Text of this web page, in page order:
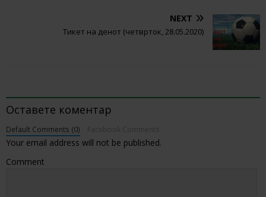
NEXT
Тикет на денот (четврток, 28.05.2020)
Оставете коментар
Default Comments (0)
Your email address will not be published.
Comment